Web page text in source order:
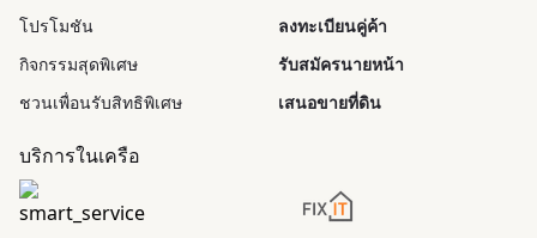
โปรโมชัน
กิจกรรมสุดพิเศษ
ชวนเพื่อนรับสิทธิพิเศษ
ลงทะเบียนคู่ค้า
รับสมัครนายหน้า
เสนอขายที่ดิน
บริการในเครือ